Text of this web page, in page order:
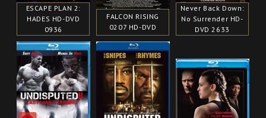
ESCAPE PLAN 2:
HADES HD-DVD
0936
FALCON RISING
0207 HD-DVD
Never Back Down:
No Surrender HD-
DVD 2633